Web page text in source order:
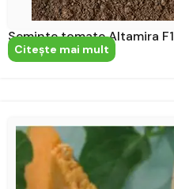
Seminte tomate Altamira F1
Citeşte mai mult